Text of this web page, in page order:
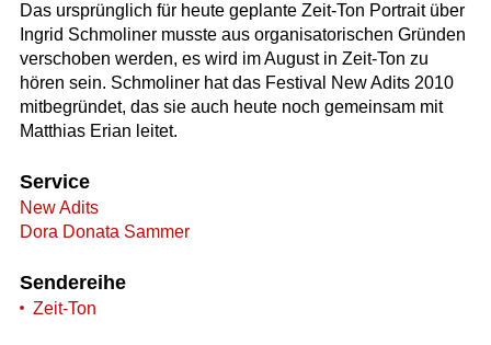
Das ursprünglich für heute geplante Zeit-Ton Portrait über
Ingrid Schmoliner musste aus organisatorischen Gründen
verschoben werden, es wird im August in Zeit-Ton zu
hören sein. Schmoliner hat das Festival New Adits 2010
mitbegründet, das sie auch heute noch gemeinsam mit
Matthias Erian leitet.
Service
New Adits
Dora Donata Sammer
Sendereihe
Zeit-Ton